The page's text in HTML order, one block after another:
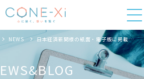
NEWS 日本経済新聞様の紙面・電子版に掲載して頂きました。